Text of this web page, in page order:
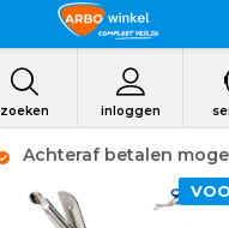
zoeken inloggen
Achteraf betalen